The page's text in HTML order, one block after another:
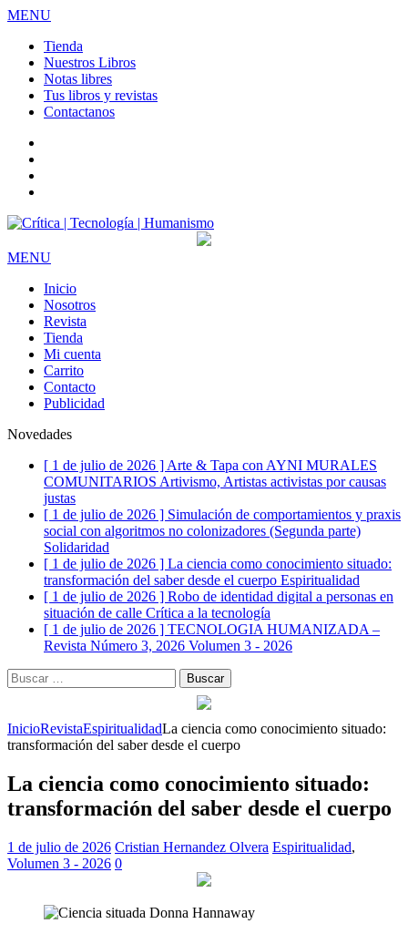
MENU
Tienda
Nuestros Libros
Notas libres
Tus libros y revistas
Contactanos
MENU
Inicio
Nosotros
Revista
Tienda
Mi cuenta
Carrito
Contacto
Publicidad
Novedades
[ 1 de julio de 2026 ] Arte & Tapa con AYNI MURALES
COMUNITARIOS Artivismo, Artistas activistas por causas
justas
[ 1 de julio de 2026 ] Simulación de comportamientos y praxis
social con algoritmos no colonizadores (Segunda parte)
Solidaridad
[ 1 de julio de 2026 ] La ciencia como conocimiento situado:
transformación del saber desde el cuerpo Espiritualidad
[ 1 de julio de 2026 ] Robo de identidad digital a personas en
situación de calle Crítica a la tecnología
[ 1 de julio de 2026 ] TECNOLOGIA HUMANIZADA –
Revista Número 3, 2026 Volumen 3 - 2026
Buscar:
InicioRevistaEspiritualidadLa ciencia como conocimiento situado:
transformación del saber desde el cuerpo
La ciencia como conocimiento situado:
transformación del saber desde el cuerpo
1 de julio de 2026 Cristian Hernandez Olvera Espiritualidad,
Volumen 3 - 2026 0